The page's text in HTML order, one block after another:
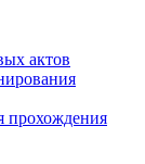
актов
прохождения